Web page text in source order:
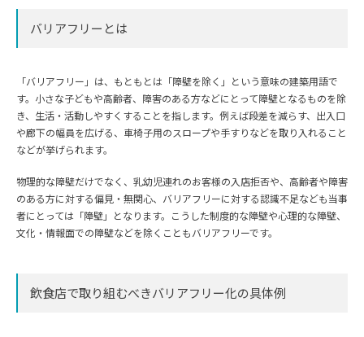
バリアフリーとは
「バリアフリー」は、もともとは「障壁を除く」という意味の建築用語で
す。小さな子どもや高齢者、障害のある方などにとって障壁となるものを除
き、生活・活動しやすくすることを指します。例えば段差を減らす、出入口
や廊下の幅員を広げる、車椅子用のスロープや手すりなどを取り入れること
などが挙げられます。
物理的な障壁だけでなく、乳幼児連れのお客様の入店拒否や、高齢者や障害
のある方に対する偏見・無関心、バリアフリーに対する認識不足なども当事
者にとっては「障壁」となります。こうした制度的な障壁や心理的な障壁、
文化・情報面での障壁などを除くこともバリアフリーです。
飲食店で取り組むべきバリアフリー化の具体例